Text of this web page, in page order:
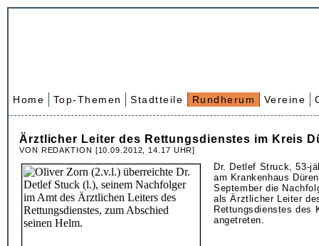
Home Top-Themen Stadtteile Rundherum Vereine
Ärztlicher Leiter des Rettungsdienstes im Kreis
VON REDAKTION [10.09.2012, 14.17 UHR]
Dr. Detlef Struck, 53-
am Krankenhaus
September die
als Ärztlicher Leiter
Rettungsdienstes des
angetreten.